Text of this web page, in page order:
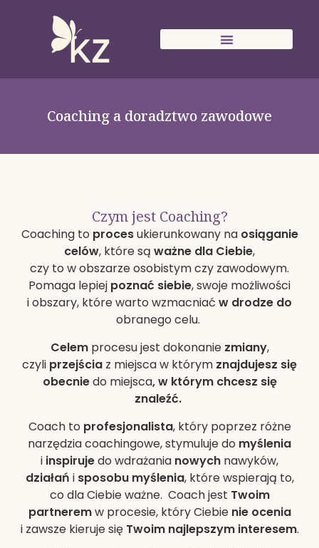
Coaching a doradztwo zawodowe
Czym jest Coaching?
Coaching to procesukierunkowany na osiąganie
celów, które są ważne dla Ciebie,
czy to w obszarze osobistym czy zawodowym.
Pomaga lepiej poznać siebie, swoje możliwości
i obszary, które warto wzmacniać w drodze do
obranego celu.
Celemprocesu jest dokonanie zmiany,
czyli przejścia z miejsca w którym znajdujesz się
obecniedo miejsca, w którym chcesz się
znaleźć.
Coach to profesjonalista, który poprzez różne
narzędzia coachingowe, stymuluje do myślenia
i inspirujedo wdrażania nowych nawyków,
działań i sposobu myślenia, które wspierają to,
co dla Ciebie ważne. Coach jest Twoim
partneremw procesie, który Ciebie nie ocenia
i zawsze kieruje się Twoim najlepszym interesem.